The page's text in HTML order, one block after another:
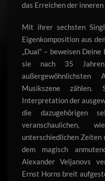
das Erreichen der inneren
Mit ihrer sechsten
Eigenkomposition aus
„Dual“ – beweisen
sie nach 35
Musikszene zählen.
Interpretation der
die dazugehörigen
unterschiedlichen Zeiten
dem magisch
Alexander Veljanovs
Ernst Horns breit